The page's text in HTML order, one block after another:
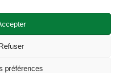
préférences